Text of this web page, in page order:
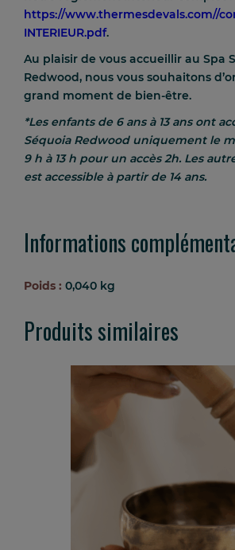
https://www.thermesdevals.com//
INTERIEUR.pdf.
Au plaisir de vous accueillir au Spa
Redwood, nous vous souhaitons
grand moment de bien-être.
*Les enfants de 6 ans à 13 ans ont
Séquoia Redwood uniquement le
9 h à 13 h pour un accès 2h. Les
est accessible à partir de 14 ans.
Informations
Poids : 0,040 kg
Produits similaires